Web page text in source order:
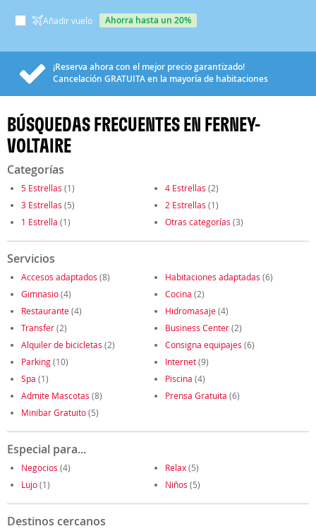
Añadir vuelo ahorra hasta un 20%
¡Reserva ahora con el mejor precio garantizado!
Cancelación GRATUITAen la mayoría de habitaciones
BÚSQUEDAS FRECUENTES EN FERNEY-
VOLTAIRE
Categorías
5 Estrellas (1) 4 Estrellas (2)
3 Estrellas (5) 2 Estrellas (1)
1 Estrella (1) Otras categorías (3)
Servicios
Accesos adaptados (8) Habitaciones adaptadas (6)
Gimnasio(4) Cocina (2)
Restaurante(4) Hidromasaje(4)
Transfer(2) Business Center(2)
Alquiler de bicicletas (2) Consigna equipajes (6)
Parking(10) Internet(9)
Spa (1) Piscina (4)
Admite Mascotas (8) Prensa Gratuita (6)
Minibar Gratuito(5)
Especial para...
Negocios (4) Relax(5)
Lujo(1) Niños (5)
Destinos cercanos